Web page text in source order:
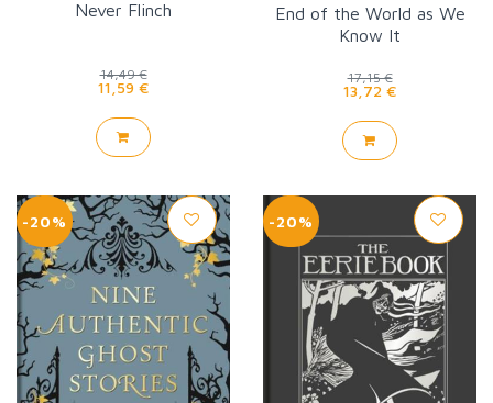
Never Flinch
14,49 €
11,59 €
End of the World as We
Know It
17,15 €
13,72 €
-20% -20%